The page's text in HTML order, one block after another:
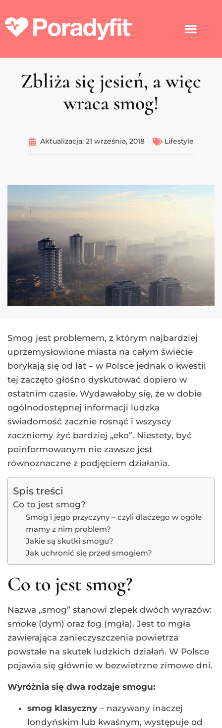
Zbliża się jesień, a więc
wraca smog!
Aktualizacja: 21 września, 2018 Lifestyle
Smog jest problemem, z którym najbardziej
uprzemysłowione miasta na całym świecie
borykają się od lat – w Polsce jednak o kwestii
tej zaczęto głośno dyskutować dopiero w
ostatnim czasie. Wydawałoby się, że w dobie
ogólnodostępnej informacji ludzka
świadomość zacznie rosnąć i wszyscy
zaczniemy żyć bardziej „eko”. Niestety, być
poinformowanym nie zawsze jest
równoznaczne z podjęciem działania.
Spis treści
Co to jest smog?
Smog i jego przyczyny – czyli dlaczego w ogóle
mamy z nim problem?
Jakie są skutki smogu?
Jak uchronić się przed smogiem?
Co to jest smog?
Nazwa „smog” stanowi zlepek dwóch wyrazów:
smoke (dym) oraz fog (mgła). Jest to mgła
zawierająca zanieczyszczenia powietrza
powstałe na skutek ludzkich działań. W Polsce
pojawia się głównie w bezwietrzne zimowe dni.
Wyróżnia się dwa rodzaje smogu:
smog klasyczny – nazywany inaczej
londyńskim lub kwaśnym, występuje od